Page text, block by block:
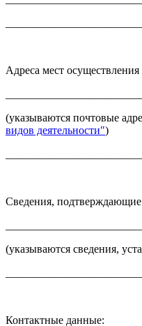
Адреса мест осуществления
(указываются почтовые
видов деятельности")
Сведения, подтверждающие
(указываются сведения,
Контактные данные: